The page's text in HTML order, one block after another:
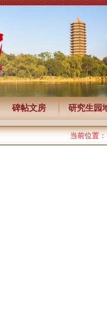
碑帖文房 研究生园
当前位置：